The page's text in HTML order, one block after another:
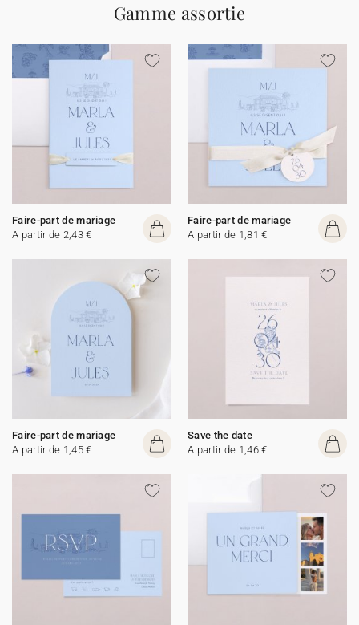
Gamme assortie
Faire-part de mariage
A partir de 2,43 €
Faire-part de mariage
A partir de 1,81 €
Faire-part de mariage
A partir de 1,45 €
Save the date
A partir de 1,46 €